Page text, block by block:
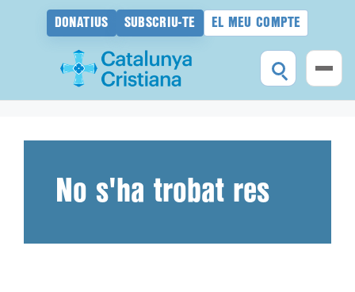
DONATIUS SUBSCRIU-TE EL MEU COMPTE
No s'ha trobat res